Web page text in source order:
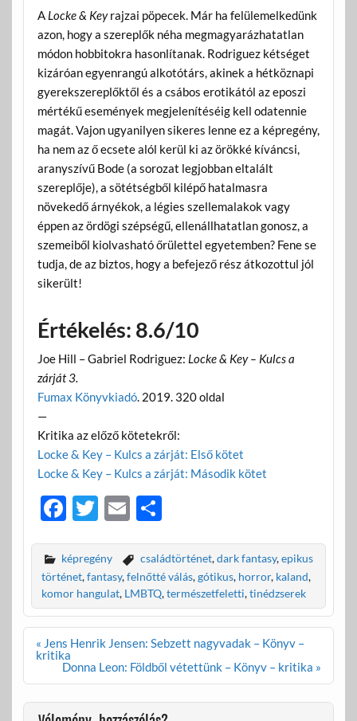
A Locke & Keyrajzai pöpecek. Már ha felülemelkedünk
azon, hogy a szereplők néha megmagyarázhatatlan
módon hobbitokra hasonlítanak. Rodriguez kétséget
kizáróan egyenrangú alkotótárs, akinek a hétköznapi
gyerekszereplőktől és a csábos erotikától az eposzi
mértékű események megjelenítéséig kell odatennie
magát. Vajon ugyanilyen sikeres lenne ez a képregény,
ha nem az ő ecsete alól kerül ki az örökké kíváncsi,
aranyszívű Bode (a sorozat legjobban eltalált
szereplője), a sötétségből kilépő hatalmasra
növekedő árnyékok, a légies szellemalakok vagy
éppen az ördögi szépségű, ellenállhatatlan gonosz, a
szemeiből kiolvasható őrülettel egyetemben? Fene se
tudja, de az biztos, hogy a befejező rész átkozottul jól
sikerült!
Értékelés: 8.6/10
Joe Hill – Gabriel Rodriguez: Locke & Key – Kulcs a
zárját 3.
Fumax Könyvkiadó. 2019. 320 oldal
—
Kritika az előző kötetekről:
Locke & Key – Kulcs a zárját: Első kötet
Locke & Key – Kulcs a zárját: Második kötet
F
e
b
o
o
k
T
itt
er
E
ail
O
za
m
e
g
képregény családtörténet,dark fantasy,epikus
történet,fantasy,felnőtté válás,gótikus, horror, kaland,
komor hangulat, LMBTQ,természetfeletti,tinédzserek
Bejegyzés
navigáció
« Jens Henrik Jensen: Sebzett nagyvadak – Könyv –
kritika
Donna Leon: Földből vétettünk – Könyv – kritika »